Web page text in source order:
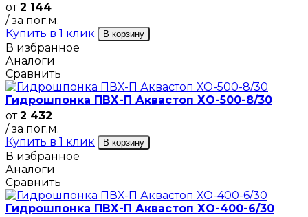
от2 144
/ за пог.м.
Купить в 1 клик
В корзину
В избранное
Аналоги
Сравнить
Гидрошпонка ПВХ-П Аквастоп ХО-500-8/30
от2 432
/ за пог.м.
Купить в 1 клик
В корзину
В избранное
Аналоги
Сравнить
Гидрошпонка ПВХ-П Аквастоп ХО-400-6/30